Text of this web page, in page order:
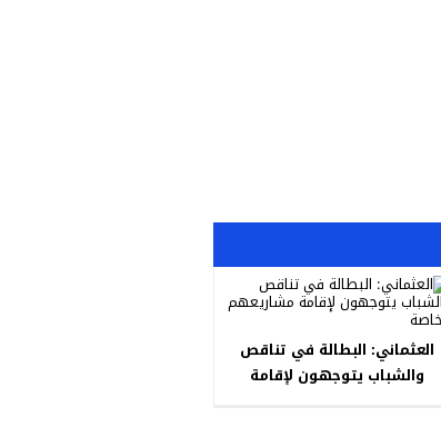
العثماني: البطالة في تناقص
والشباب يتوجهون لإقامة